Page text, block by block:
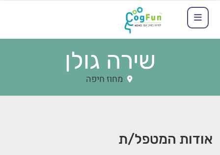
שירה גולן
מחוז חיפה
אודות המטפל/ת